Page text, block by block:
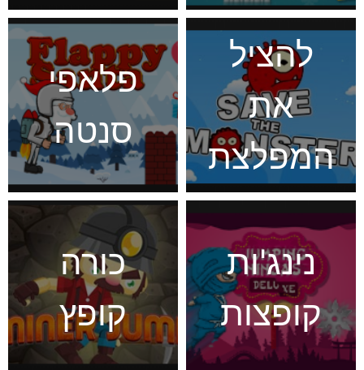
להציל
את
המפלצת
פלאפי
סנטה
נינג'ות
קופצות
כורה
קופץ